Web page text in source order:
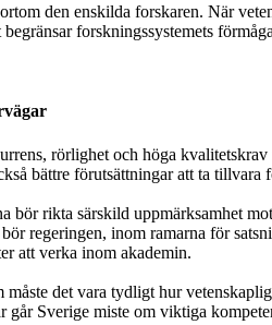
den enskilda forskaren. När
forskningssystemets
rörlighet och höga
bättre förutsättningar att ta
bör rikta särskild uppmärksamhet
regeringen, inom ramarna för
att verka inom akademin.
måste det vara tydligt hur
går Sverige miste om viktiga